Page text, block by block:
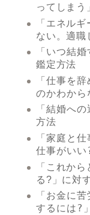
ってしまう
「エネル
ない。適職
「いつ結
鑑定方法
「仕事を
のかわから
「結婚へ
方法
「家庭と
仕事がいい
「これか
る?」 に対
「お金に
するには?」